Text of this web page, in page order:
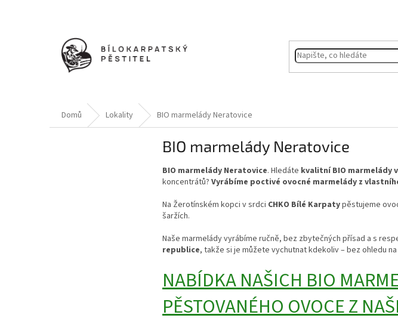
Domů Lokality BIO marmelády Neratovice
BIO marmelády Neratovice
BIO marmelády Neratovice. Hledáte kvalitní BIO marmelády
koncentrátů? Vyrábíme poctivé ovocné marmelády z
Na Žerotínském kopci v srdci CHKO Bílé Karpatypěstujeme
šaržích.
Naše marmelády vyrábíme ručně, bez zbytečných přísad a s
republice, takže si je můžete vychutnat kdekoliv – bez ohledu
NABÍDKA NAŠICH BIO
PĚSTOVANÉHO OVOCE Z